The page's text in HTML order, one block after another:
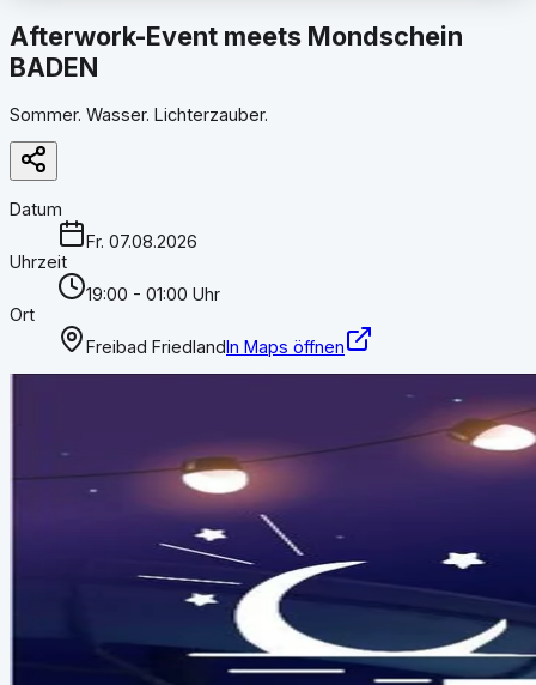
Afterwork-Event meets Mondschein
BADEN
Sommer. Wasser. Lichterzauber.
Datum
Fr. 07.08.2026
Uhrzeit
19:00 - 01:00 Uhr
Ort
Freibad FriedlandIn Maps öffnen